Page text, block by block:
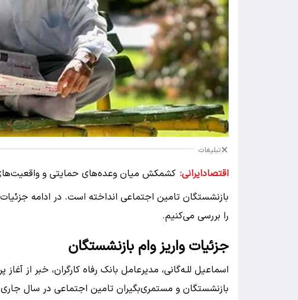
تبلیغات
اقتصادایرانی: کشمکش میان وعده‌های حمایتی و
بازنشستگان تامین اجتماعی انداخته است. در ادامه
را بررسی می‌کنیم.
جزئیات واریز وام بازنشستگان
اسماعیل للـه‌گانی، مدیرعامل بانک رفاه کارگران، خبر از
بازنشستگان و مستمری‌بگیران تامین اجتماعی در سال